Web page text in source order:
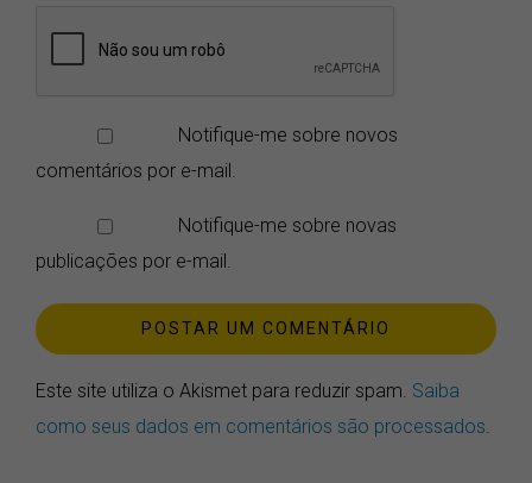
Notifique-me sobre novos
comentários por e-mail.
Notifique-me sobre novas
publicações por e-mail.
Este site utiliza o Akismet para reduzir spam. Saiba
como seus dados em comentários são processados.